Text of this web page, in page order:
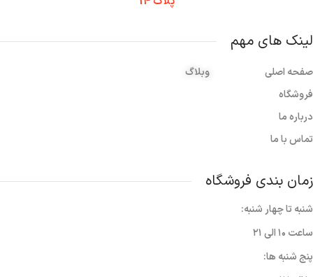
لینک های مهم
صفحه اصلی
فروشگاه
درباره ما
تماس با ما
وبلاگ
زمان بندی فروشگاه
شنبه تا چهار شنبه:
ساعت ۱۰ الی ۲۱
پنج شنبه ها: